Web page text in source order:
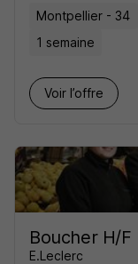
Montpellier - 34
1 semaine
Voir l’offre
Boucher H/F
E.Leclerc